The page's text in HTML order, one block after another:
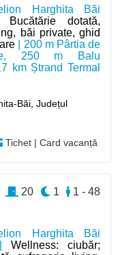
Harghita Băi
Bucătărie dotată,
băi private, ghid
| 200 m Pârtia de
250 m Balu
km Ștrand Termal
Băi,Județul
Tichet | Card vacanță
Harghita Băi
|Wellness: ciubăr;
1 - 48
1
20